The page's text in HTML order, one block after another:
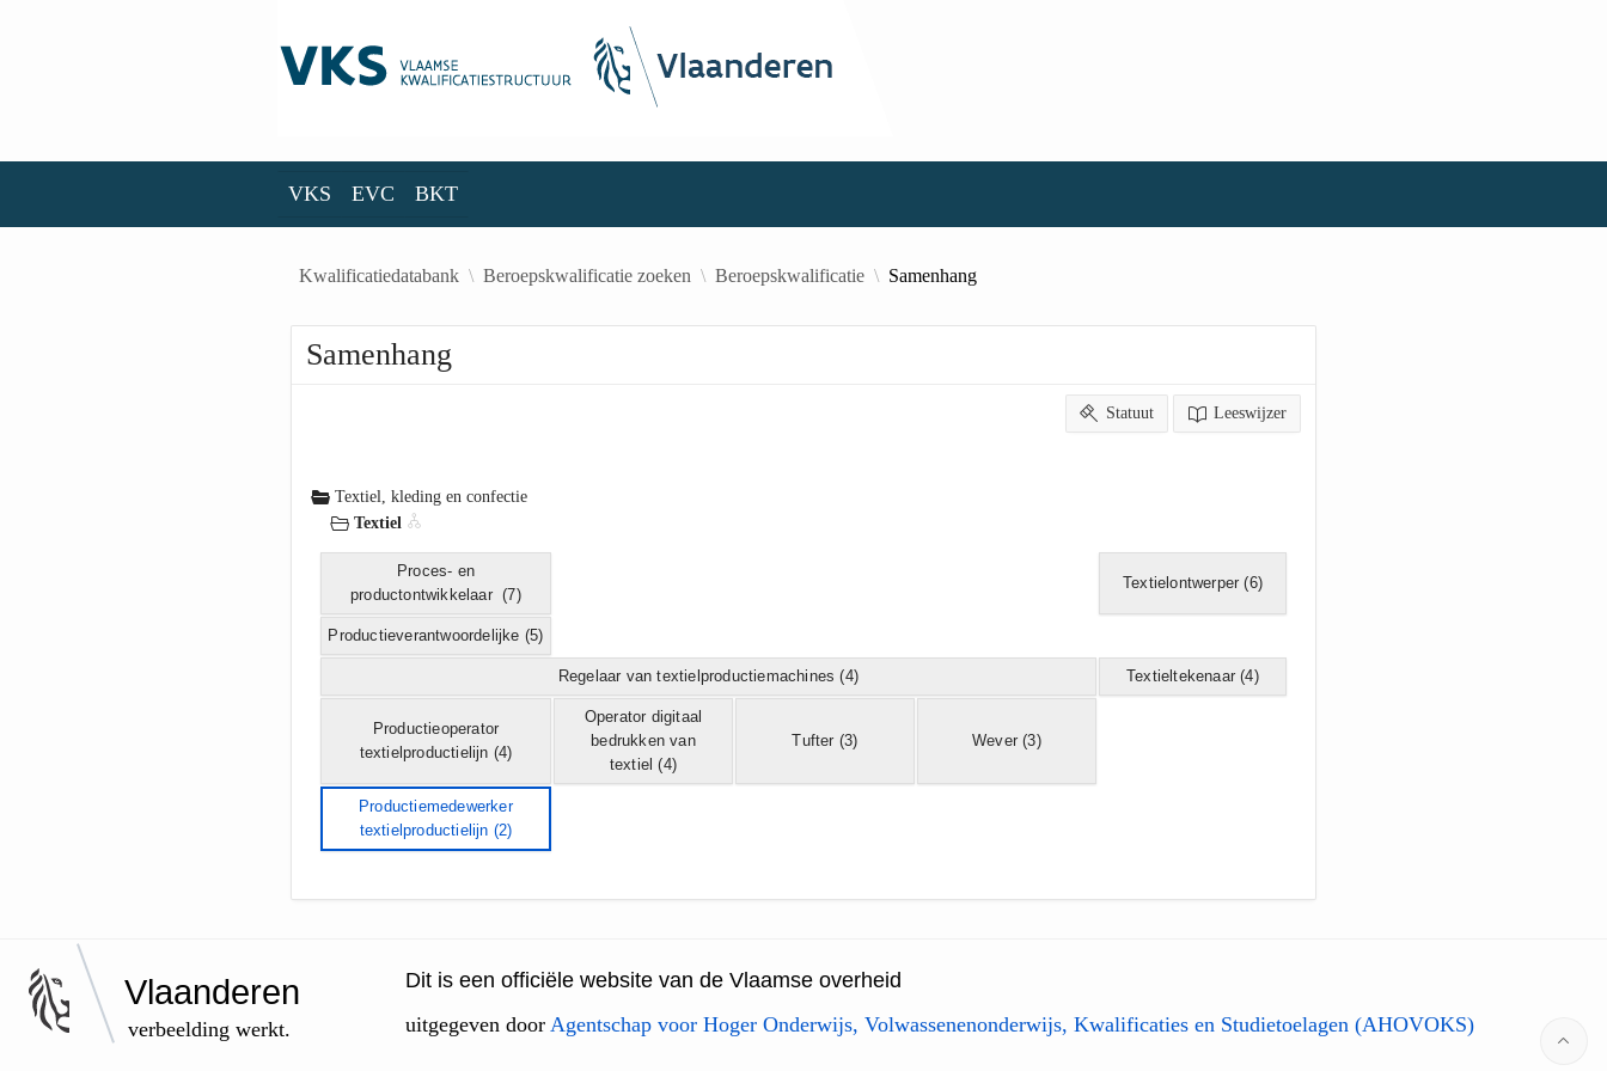
VKS EVC BKT
Kwalificatiedatabank Beroepskwalificatie zoeken Beroepskwalificatie Samenhang
Samenhang
Statuut Leeswijzer
Textiel, kleding en confectie
Textiel
Proces- en
productontwikkelaar (7)
Textielontwerper (6)
Productieverantwoordelijke (5)
Regelaar van textielproductiemachines (4) Textieltekenaar (4)
Productieoperator
textielproductielijn (4)
Operator digitaal
bedrukken van
textiel (4)
Tufter (3) Wever (3)
Productiemedewerker
textielproductielijn (2)
Vlaanderen
verbeelding werkt.
Dit is een officiële website van de Vlaamse overheid
uitgegeven door Agentschap voor Hoger Onderwijs, Volwassenenonderwijs, Kwalificaties en Studietoelagen (AHOVOKS)